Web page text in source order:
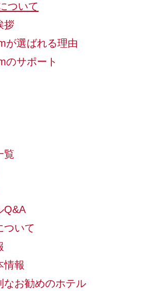
ついて
拶
が選ばれる理由
のサポート
覧
Q&A
ついて
情報
なお勧めのホテル